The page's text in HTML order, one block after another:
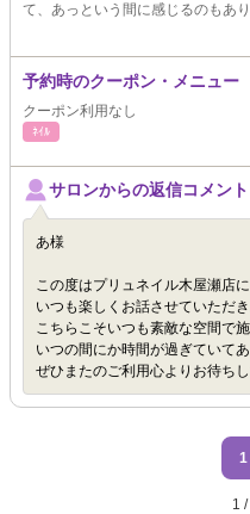
て、あっという間に感じるのもあり
予約時のクーポン・メニュー
クーポン利用なし
ﾈｲﾙ
サロンからの返信コメント
あ様
この度はプリュネイル木屋瀬店
いつも楽しくお話させていただ
こちらこそいつも素敵な空間で
いつの間にか時間が過ぎていて
ぜひまたのご利用心よりお待ち
1
1